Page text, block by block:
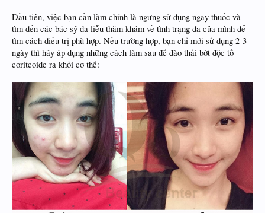
Đầu tiên, việc bạn cần làm chính là ngưng sử dụng ngay thuốc và
tìm đến các bác sỹ da liễu thăm khám về tình trạng da của mình để
tìm cách điều trị phù hợp. Nếu trường hợp, bạn chỉ mới sử dụng 2-3
ngày thì hãy áp dụng những cách làm sau để đào thải bớt độc tố
coritcoide ra khỏi cơ thể: